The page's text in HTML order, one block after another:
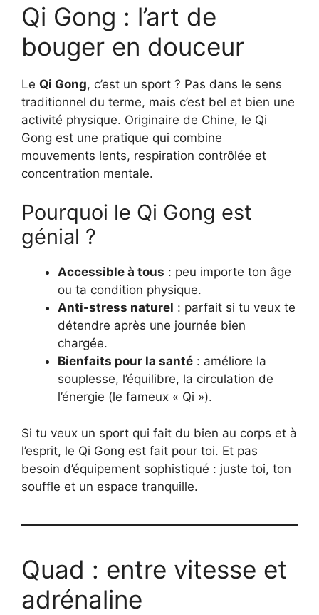
Qi Gong : l’art de
bouger en douceur
Le Qi Gong, c’est un sport ? Pas dans le sens
traditionnel du terme, mais c’est bel et bien une
activité physique. Originaire de Chine, le Qi
Gong est une pratique qui combine
mouvements lents, respiration contrôlée et
concentration mentale.
Pourquoi le Qi Gong est
génial ?
Accessible à tous : peu importe ton âge
ou ta condition physique.
Anti-stress naturel : parfait si tu veux te
détendre après une journée bien
chargée.
Bienfaits pour la santé : améliore la
souplesse, l’équilibre, la circulation de
l’énergie (le fameux « Qi »).
Si tu veux un sport qui fait du bien au corps et à
l’esprit, le Qi Gong est fait pour toi. Et pas
besoin d’équipement sophistiqué : juste toi, ton
souffle et un espace tranquille.
Quad : entre vitesse et
adrénaline